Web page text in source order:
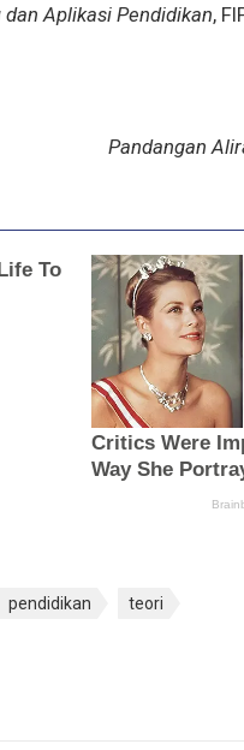
Aplikasi Pendidikan,
Pandangan
pendidikan teori